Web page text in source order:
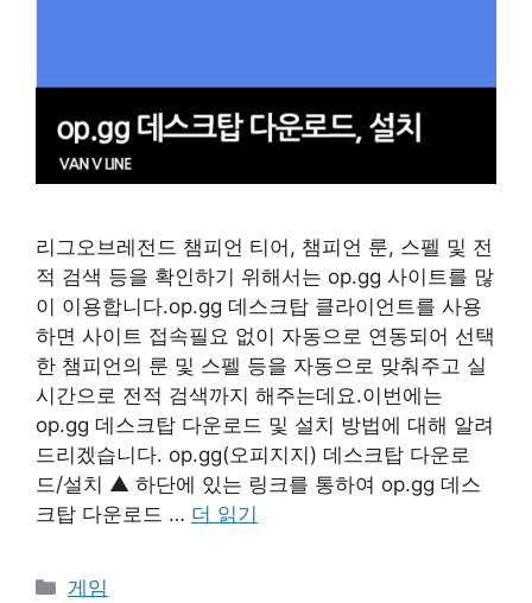
리그오브레전드 챔피언 티어, 챔피언 룬, 스펠 및 전
적 검색 등을 확인하기 위해서는 op.gg 사이트를 많
이 이용합니다.op.gg 데스크탑 클라이언트를 사용
하면 사이트 접속필요 없이 자동으로 연동되어 선택
한 챔피언의 룬 및 스펠 등을 자동으로 맞춰주고 실
시간으로 전적 검색까지 해주는데요.이번에는
op.gg 데스크탑 다운로드 및 설치 방법에 대해 알려
드리겠습니다. op.gg(오피지지) 데스크탑 다운로
드/설치 ▲ 하단에 있는 링크를 통하여 op.gg 데스
크탑 다운로드 … 더 읽기
카
게임